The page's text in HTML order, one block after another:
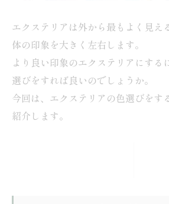
エクステリアは外から最もよく見え
体の印象を大きく左右します。
より良い印象のエクステリアにする
選びをすれば良いのでしょうか。
今回は、エクステリアの色選びをす
紹介します。